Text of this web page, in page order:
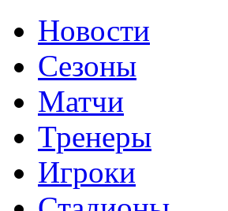
Новости
Сезоны
Матчи
Тренеры
Игроки